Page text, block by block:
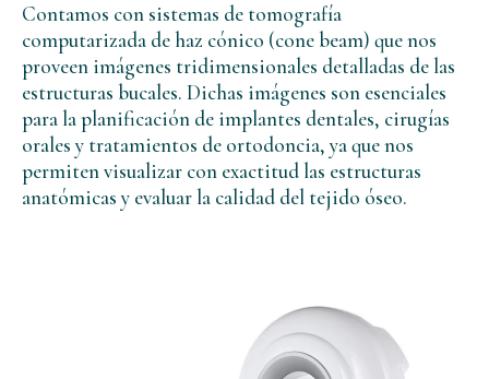
Contamos con sistemas de tomografía
computarizada de haz cónico (cone beam) que nos
proveen imágenes tridimensionales detalladas de las
estructuras bucales. Dichas imágenes son esenciales
para la planificación de implantes dentales, cirugías
orales y tratamientos de ortodoncia, ya que nos
permiten visualizar con exactitud las estructuras
anatómicas y evaluar la calidad del tejido óseo.